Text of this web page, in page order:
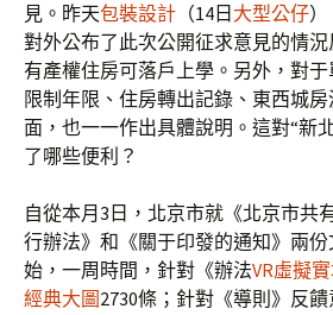
見。昨天包裝設計 （14日 大型公仔
對外公布了此次公開征求意見的情
有產權住房可落戶上學。另外，對
限制年限、住房轉出記錄、東西城房
面，也一一作出具體說明。這對“新
了哪些便利？
自從本月3日，北京市就《北京市共
行辦法》和《關于印發的通知》兩
始，一周時間，針對《辦法VR虛擬
經典大圖2730條；針對《導則》反饋